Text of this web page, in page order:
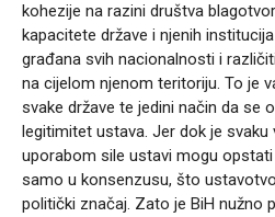
kohezije na razini društva
kapacitete države i njenih
građana svih nacionalnosti i
na cijelom njenom teritoriju. To je
svake države te jedini način da se
legitimitet ustava. Jer dok je
uporabom sile ustavi mogu
samo u konsenzusu, što
politički značaj. Zato je BiH nužno